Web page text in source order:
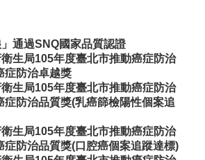
」通過SNQ國家品質認證
生局105年度臺北市推動癌症防治
症防治卓越獎
生局105年度臺北市推動癌症防治
症防治品質獎(乳癌篩檢陽性個案追
生局105年度臺北市推動癌症防治
症防治品質獎(口腔癌個案追蹤達標)